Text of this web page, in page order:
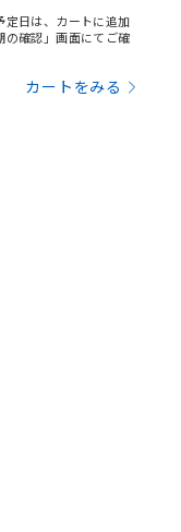
定日は、カートに追加
の確認」画面にてご確
カートをみる